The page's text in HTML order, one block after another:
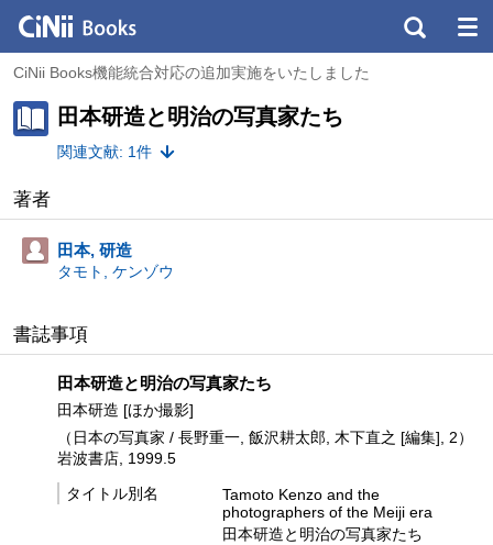
CiNii Books機能統合対応の追加実施をいたしました
田本研造と明治の写真家たち
関連文献: 1件
著者
田本, 研造
タモト, ケンゾウ
書誌事項
田本研造と明治の写真家たち
田本研造 [ほか撮影]
（日本の写真家 / 長野重一, 飯沢耕太郎, 木下直之 [編集], 2）
岩波書店, 1999.5
タイトル別名
Tamoto Kenzo and the
photographers of the Meiji era
田本研造と明治の写真家たち